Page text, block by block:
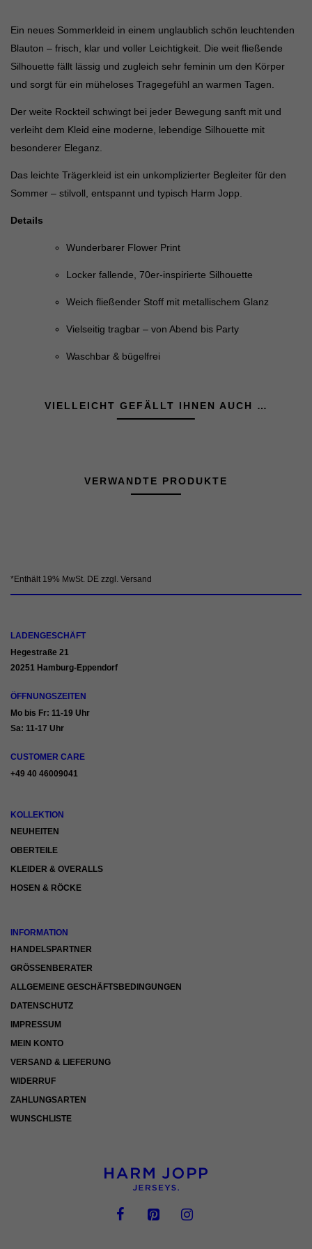
Ein neues Sommerkleid in einem unglaublich schön leuchtenden
Blauton – frisch, klar und voller Leichtigkeit. Die weit fließende
Silhouette fällt lässig und zugleich sehr feminin um den Körper
und sorgt für ein müheloses Tragegefühl an warmen Tagen.
Der weite Rockteil schwingt bei jeder Bewegung sanft mit und
verleiht dem Kleid eine moderne, lebendige Silhouette mit
besonderer Eleganz.
Das leichte Trägerkleid ist ein unkomplizierter Begleiter für den
Sommer – stilvoll, entspannt und typisch Harm Jopp.
Details
Wunderbarer Flower Print
Locker fallende, 70er-inspirierte Silhouette
Weich fließender Stoff mit metallischem Glanz
Vielseitig tragbar – von Abend bis Party
Waschbar & bügelfrei
VIELLEICHT GEFÄLLT IHNEN AUCH …
VERWANDTE PRODUKTE
LADENGESCHÄFT
Hegestraße 21
20251 Hamburg-Eppendorf
ÖFFNUNGSZEITEN
Mo bis Fr: 11-19 Uhr
Sa: 11-17 Uhr
CUSTOMER CARE
+49 40 46009041
KOLLEKTION
NEUHEITEN
OBERTEILE
KLEIDER & OVERALLS
HOSEN & RÖCKE
INFORMATION
HANDELSPARTNER
GRÖSSENBERATER
ALLGEMEINE GESCHÄFTSBEDINGUNGEN
DATENSCHUTZ
IMPRESSUM
MEIN KONTO
VERSAND & LIEFERUNG
WIDERRUF
ZAHLUNGSARTEN
WUNSCHLISTE